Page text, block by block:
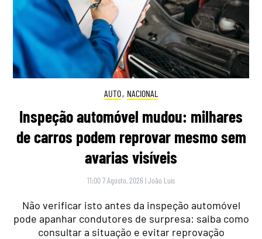
AUTO, NACIONAL
Inspeção automóvel mudou: milhares
de carros podem reprovar mesmo sem
avarias visíveis
11:00 7 Agosto, 2026 |João Luís
Não verificar isto antes da inspeção automóvel
pode apanhar condutores de surpresa: saiba como
consultar a situação e evitar reprovação